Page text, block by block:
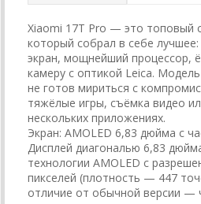
Xiaomi 17T Pro — это топовый
который собрал в себе
экран, мощнейший процессор,
камеру с оптикой Leica.
не готов мириться с
тяжёлые игры, съёмка видео
нескольких приложениях.
Экран: AMOLED 6,83 дюйма с
Дисплей диагональю 6,83
технологии AMOLED с
пикселей (плотность — 447
отличие от обычной версии —